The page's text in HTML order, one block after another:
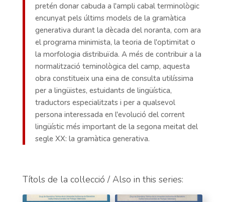
pretén donar cabuda a l'ampli cabal terminològic
encunyat pels últims models de la gramàtica
generativa durant la dècada del noranta, com ara
el programa minimista, la teoria de l'optimitat o
la morfologia distribuïda. A més de contribuir a la
normalització teminològica del camp, aquesta
obra constitueix una eina de consulta utilíssima
per a lingüistes, estuidants de lingüística,
traductors especialitzats i per a qualsevol
persona interessada en l'evolució del corrent
lingüístic més important de la segona meitat del
segle XX: la gramàtica generativa.
Títols de la col·lecció / Also in this series: